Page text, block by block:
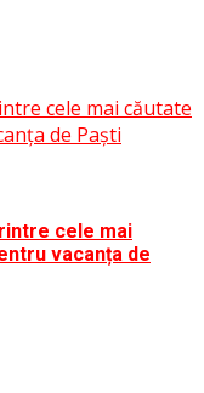
cele mai căutate
de Paști
cele mai
vacanța de